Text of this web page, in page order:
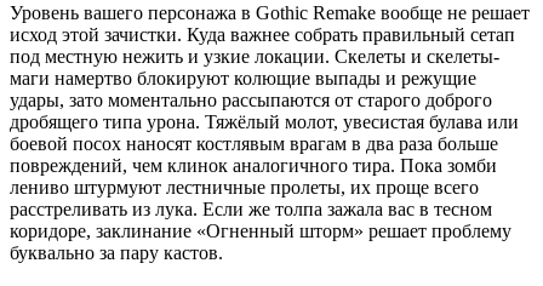
Уровень вашего персонажа в Gothic Remake вообще не решает
исход этой зачистки. Куда важнее собрать правильный сетап
под местную нежить и узкие локации. Скелеты и скелеты-
маги намертво блокируют колющие выпады и режущие
удары, зато моментально рассыпаются от старого доброго
дробящего типа урона. Тяжёлый молот, увесистая булава или
боевой посох наносят костлявым врагам в два раза больше
повреждений, чем клинок аналогичного тира. Пока зомби
лениво штурмуют лестничные пролеты, их проще всего
расстреливать из лука. Если же толпа зажала вас в тесном
коридоре, заклинание «Огненный шторм» решает проблему
буквально за пару кастов.